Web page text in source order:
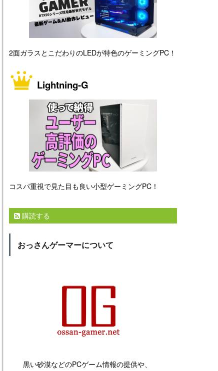
2面ガラスとこだわりのLEDが特色のゲーミングPC！
Lightning-G
コスパ重視で見た目も良い小型ゲーミングPC！
購読する
おっさんゲーマーについて
黒い砂漠などのPCゲーム情報の提供や、